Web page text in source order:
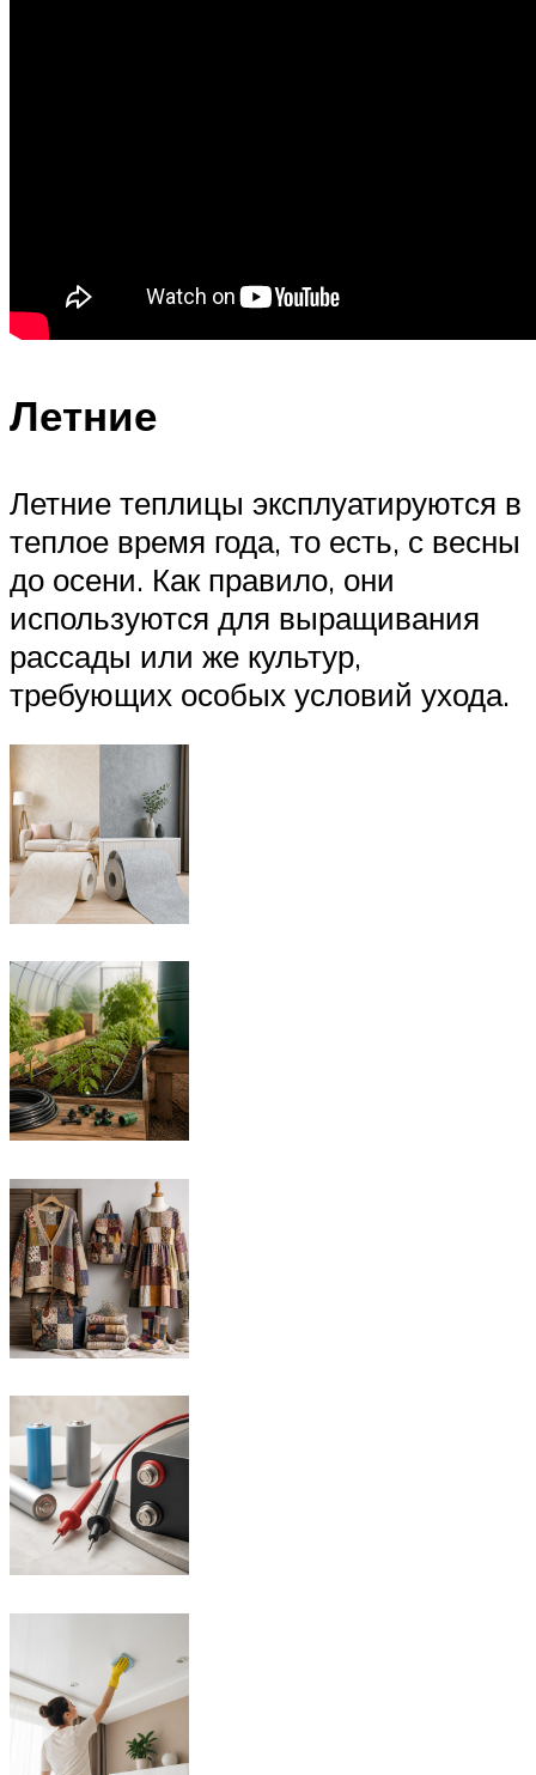
Летние
Летние теплицы эксплуатируются в
теплое время года, то есть, с весны
до осени. Как правило, они
используются для выращивания
рассады или же культур,
требующих особых условий ухода.